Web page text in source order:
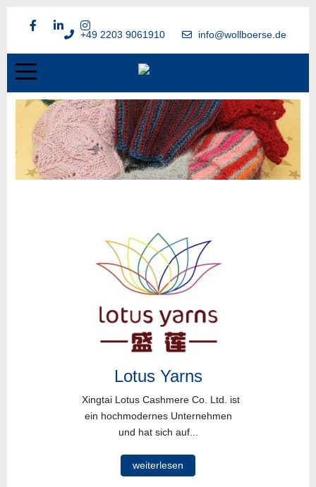
+49 2203 9061910 info@wollboerse.de
Lotus Yarns
Xingtai Lotus Cashmere Co. Ltd. ist
ein hochmodernes Unternehmen
und hat sich auf...
weiterlesen